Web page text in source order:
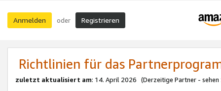
Anmelden oder Registrieren
Richtlinien für das
zuletzt aktualisiert am: 14. April 2026 (Derzeitige Partner - sehen